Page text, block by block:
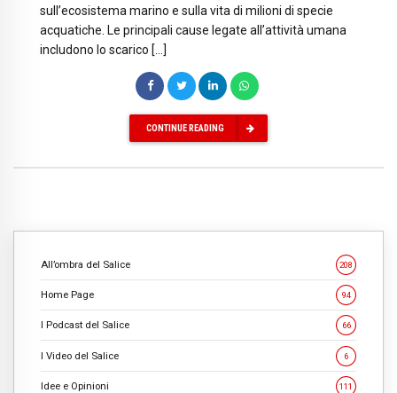
sull’ecosistema marino e sulla vita di milioni di specie
acquatiche. Le principali cause legate all’attività umana
includono lo scarico […]
CONTINUE READING
All’ombra del Salice 208
Home Page 94
I Podcast del Salice 66
I Video del Salice 6
Idee e Opinioni 111